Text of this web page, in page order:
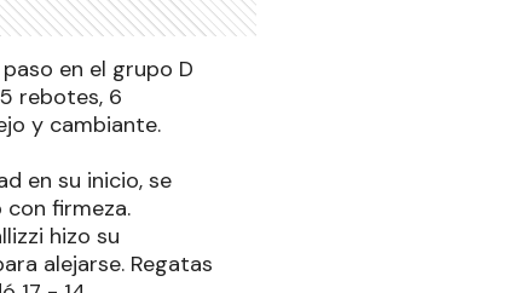
en el grupo D
rebotes, 6
y cambiante.
en su inicio, se
firmeza.
hizo su
alejarse. Regatas